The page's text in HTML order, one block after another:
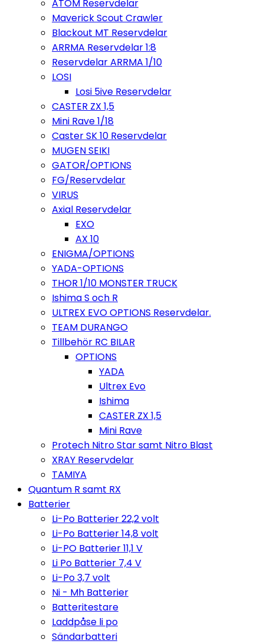
ATOM Reservdelar
Maverick Scout Crawler
Blackout MT Reservdelar
ARRMA Reservdelar 1:8
Reservdelar ARRMA 1/10
LOSI
Losi 5ive Reservdelar
CASTER ZX 1,5
Mini Rave 1/18
Caster SK 10 Reservdelar
MUGEN SEIKI
GATOR/OPTIONS
FG/Reservdelar
VIRUS
Axial Reservdelar
EXO
AX 10
ENIGMA/OPTIONS
YADA-OPTIONS
THOR 1/10 MONSTER TRUCK
Ishima S och R
ULTREX EVO OPTIONS Reservdelar.
TEAM DURANGO
Tillbehör RC BILAR
OPTIONS
YADA
Ultrex Evo
Ishima
CASTER ZX 1,5
Mini Rave
Protech Nitro Star samt Nitro Blast
XRAY Reservdelar
TAMIYA
Quantum R samt RX
Batterier
Li-Po Batterier 22,2 volt
Li-Po Batterier 14,8 volt
Li-PO Batterier 11,1 V
Li Po Batterier 7,4 V
Li-Po 3,7 volt
Ni - Mh Batterier
Batteritestare
Laddpåse li po
Sändarbatteri